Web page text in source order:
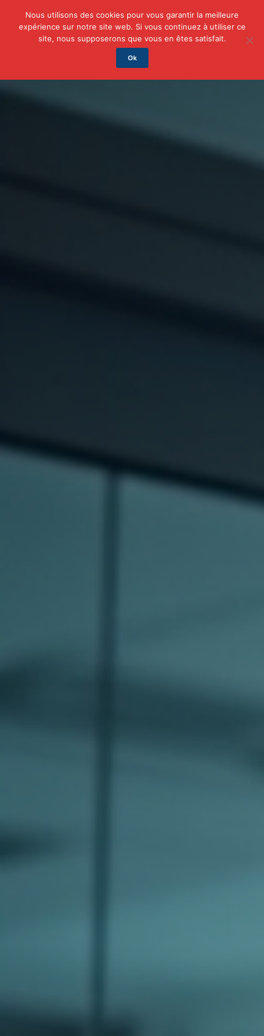
Auto/Moto Business Famille Finance
Nous utilisons des cookies pour vous garantir la meilleure
expérience sur notre site web. Si vous continuez à utiliser ce
site, nous supposerons que vous en êtes satisfait.
Ok